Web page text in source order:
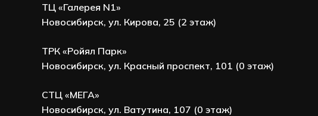
ТЦ «Галерея N1»
Новосибирск, ул. Кирова, 25 (2 этаж)
ТРК «Ройял Парк»
Новосибирск, ул. Красный проспект, 101 (0 этаж)
СТЦ «МЕГА»
Новосибирск, ул. Ватутина, 107 (0 этаж)